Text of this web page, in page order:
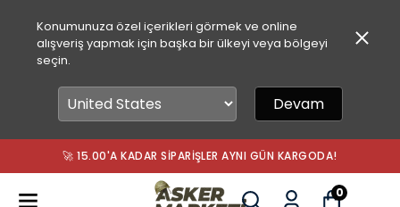
Konumunuza özel içerikleri görmek ve online
alışveriş yapmak için başka bir ülkeyi veya bölgeyi
seçin.
Devam
🚀 15.00'A KADAR SIPARIŞLER AYNI GÜN KARGODA!
0